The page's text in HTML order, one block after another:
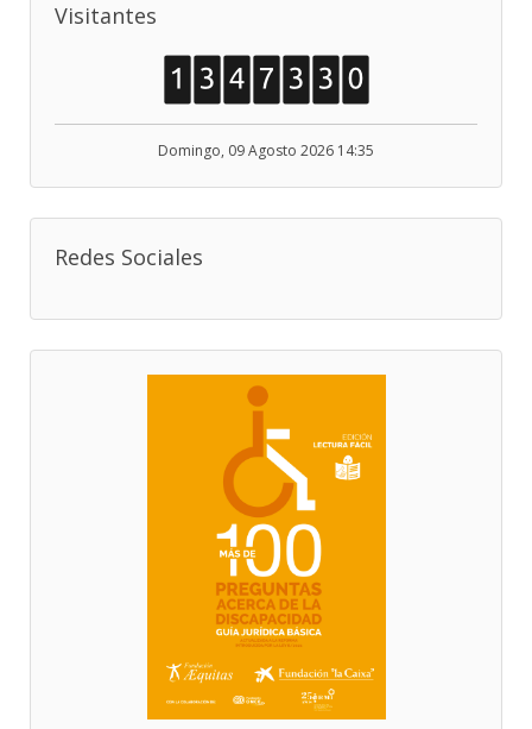
Visitantes
Domingo, 09 Agosto 2026 14:35
Redes Sociales